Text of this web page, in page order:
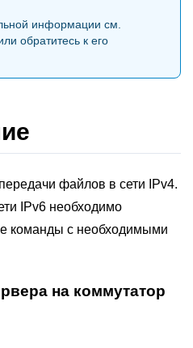
информации см.
обратитесь к его
файлов в сети IPv4.
IPv6 необходимо
команды с необходимыми
на коммутатор